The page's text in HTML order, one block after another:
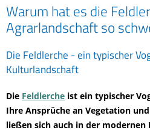
Warum hat es die
Agrarlandschaft so
Die Feldlerche - ein typischer
Kulturlandschaft
Die Feldlerche ist ein typischer
Ihre Ansprüche an Vegetation
ließen sich auch in der